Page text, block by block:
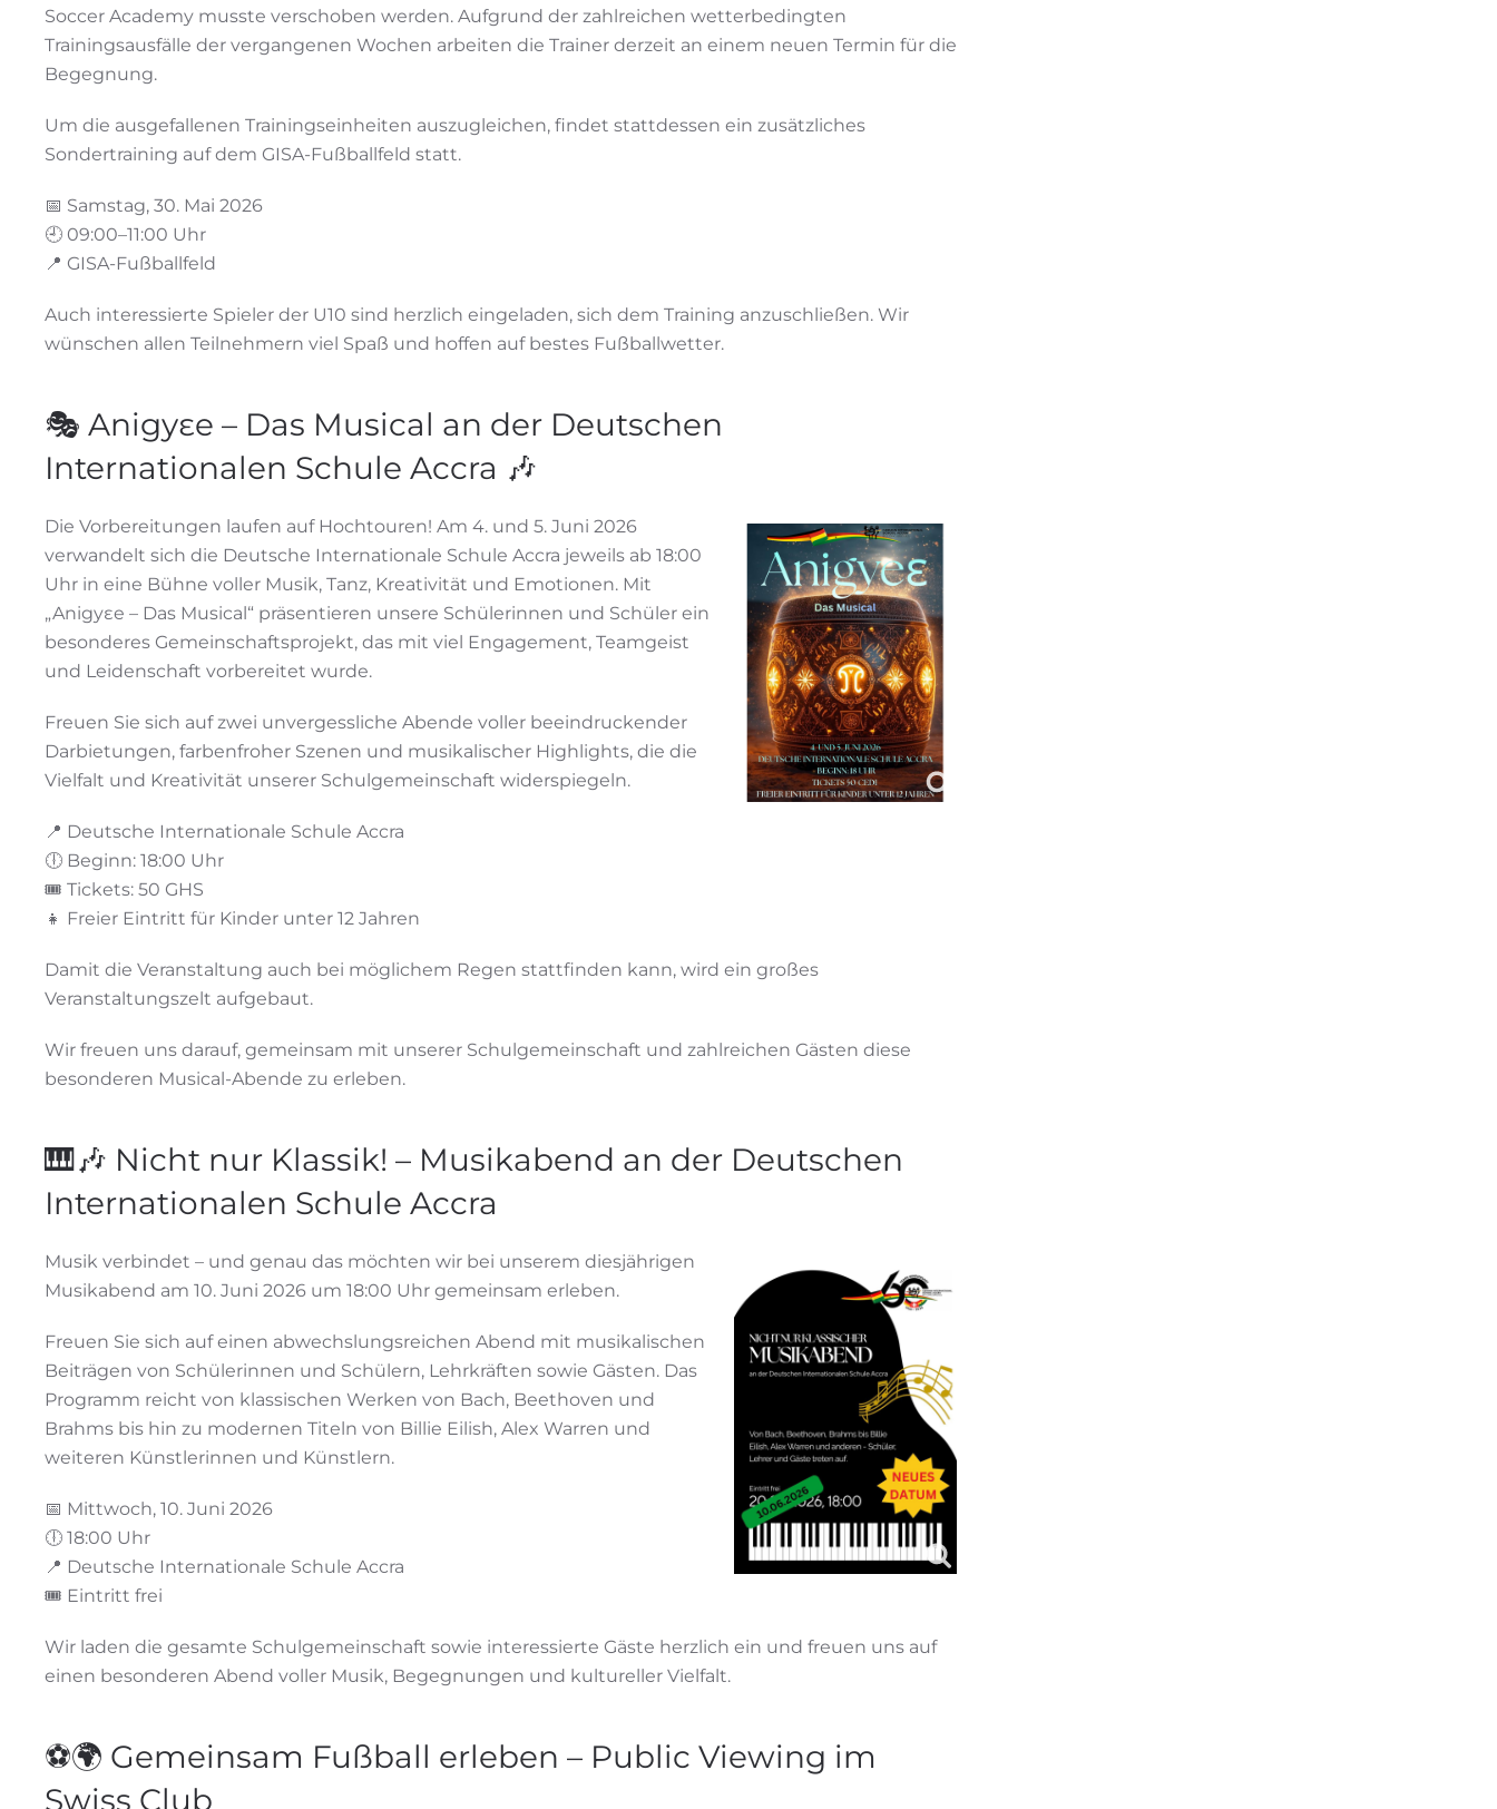
Soccer Academy musste verschoben werden. Aufgrund der zahlreichen wetterbedingten
Trainingsausfälle der vergangenen Wochen arbeiten die Trainer derzeit an einem neuen Termin für die
Begegnung.
Um die ausgefallenen Trainingseinheiten auszugleichen, findet stattdessen ein zusätzliches
Sondertraining auf dem GISA-Fußballfeld statt.
📅 Samstag, 30. Mai 2026
🕘 09:00–11:00 Uhr
📍 GISA-Fußballfeld
Auch interessierte Spieler der U10 sind herzlich eingeladen, sich dem Training anzuschließen. Wir
wünschen allen Teilnehmern viel Spaß und hoffen auf bestes Fußballwetter.
🎭 Anigyɛe – Das Musical an der Deutschen
Internationalen Schule Accra 🎶
Die Vorbereitungen laufen auf Hochtouren! Am 4. und 5. Juni 2026
verwandelt sich die Deutsche Internationale Schule Accra jeweils ab 18:00
Uhr in eine Bühne voller Musik, Tanz, Kreativität und Emotionen. Mit
„Anigyɛe – Das Musical“ präsentieren unsere Schülerinnen und Schüler ein
besonderes Gemeinschaftsprojekt, das mit viel Engagement, Teamgeist
und Leidenschaft vorbereitet wurde.
Freuen Sie sich auf zwei unvergessliche Abende voller beeindruckender
Darbietungen, farbenfroher Szenen und musikalischer Highlights, die die
Vielfalt und Kreativität unserer Schulgemeinschaft widerspiegeln.
📍 Deutsche Internationale Schule Accra
🕕 Beginn: 18:00 Uhr
🎟️ Tickets: 50 GHS
👧 Freier Eintritt für Kinder unter 12 Jahren
Damit die Veranstaltung auch bei möglichem Regen stattfinden kann, wird ein großes
Veranstaltungszelt aufgebaut.
Wir freuen uns darauf, gemeinsam mit unserer Schulgemeinschaft und zahlreichen Gästen diese
besonderen Musical-Abende zu erleben.
🎹🎶 Nicht nur Klassik! – Musikabend an der Deutschen
Internationalen Schule Accra
Musik verbindet – und genau das möchten wir bei unserem diesjährigen
Musikabend am 10. Juni 2026 um 18:00 Uhr gemeinsam erleben.
Freuen Sie sich auf einen abwechslungsreichen Abend mit musikalischen
Beiträgen von Schülerinnen und Schülern, Lehrkräften sowie Gästen. Das
Programm reicht von klassischen Werken von Bach, Beethoven und
Brahms bis hin zu modernen Titeln von Billie Eilish, Alex Warren und
weiteren Künstlerinnen und Künstlern.
📅 Mittwoch, 10. Juni 2026
🕕 18:00 Uhr
📍 Deutsche Internationale Schule Accra
🎟️ Eintritt frei
Wir laden die gesamte Schulgemeinschaft sowie interessierte Gäste herzlich ein und freuen uns auf
einen besonderen Abend voller Musik, Begegnungen und kultureller Vielfalt.
⚽🌍 Gemeinsam Fußball erleben – Public Viewing im
Swiss Club